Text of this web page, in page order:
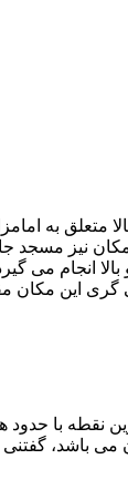
متعلق به
نیز مسجد
بالا انجام می
گری این مکان
نقطه با